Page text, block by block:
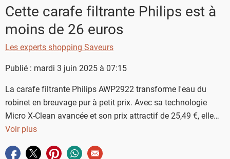
Menu de la semaine
Actus
Téléchargez l'app Saveurs Recettes
Index des recettes
Cette carafe filtrante Philips est à
moins de 26 euros
Les experts shopping Saveurs
Publié : mardi 3 juin 2025 à 07:15
La carafe filtrante Philips AWP2922 transforme l'eau du
robinet en breuvage pur à petit prix. Avec sa technologie
Micro X-Clean avancée et son prix attractif de 25,49 €, elle
combine performance de filtration et économies
Voir plus
Partager sur facebook
Partager sur twitter
Partager sur pinterest
Partager sur whatsapp
Envoyer à un ami